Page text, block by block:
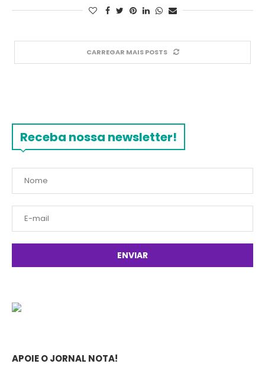
CARREGAR MAIS POSTS
Receba nossa newsletter!
APOIE O JORNAL NOTA!